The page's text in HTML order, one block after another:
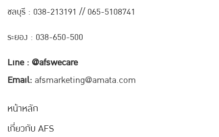
ชลบุรี : 038-213191 // 065-5108741
ระยอง : 038-650-500
Line : @afswecare
Email: afsmarketing@amata.com
หน้าหลัก
เกี่ยวกับ AFS